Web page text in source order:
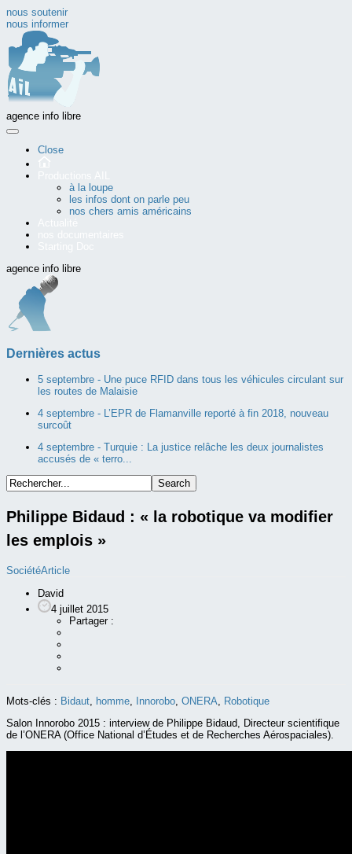
nous soutenir
nous informer
agence info libre
Close
à la loupe
les infos dont on parle peu
nos chers amis américains
agence info libre
Dernières actus
5 septembre - Une puce RFID dans tous les véhicules circulant sur
les routes de Malaisie
4 septembre - L’EPR de Flamanville reporté à fin 2018, nouveau
surcoût
4 septembre - Turquie : La justice relâche les deux journalistes
accusés de « terro...
Philippe Bidaud : « la robotique va modifier
les emplois »
SociétéArticle
David
4 juillet 2015
Partager :
Mots-clés : Bidaut, homme, Innorobo, ONERA, Robotique
Salon Innorobo 2015 : interview de Philippe Bidaud, Directeur scientifique
de l’ONERA (Office National d’Études et de Recherches Aérospaciales).